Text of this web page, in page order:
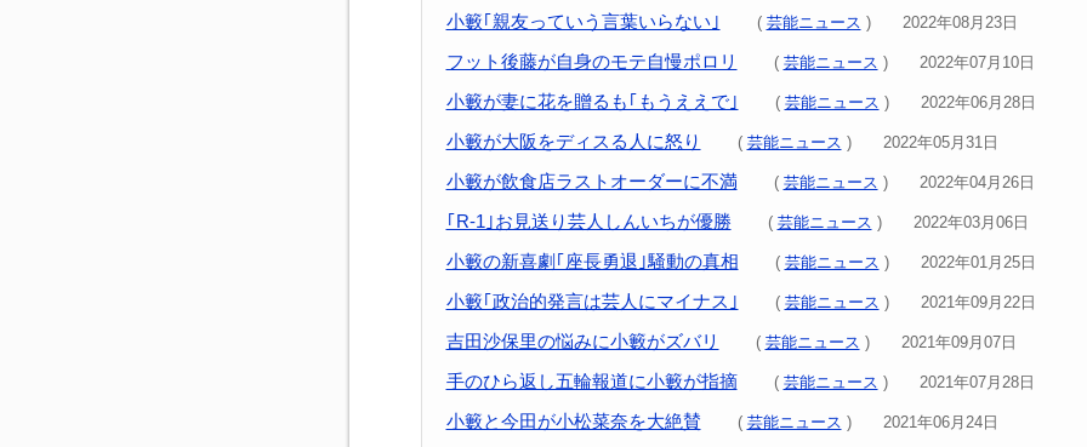
小籔｢親友っていう言葉いらない｣ ( 芸能ニュース ) 2022年08月23日
フット後藤が自身のモテ自慢ポロリ ( 芸能ニュース ) 2022年07月10日
小籔が妻に花を贈るも｢もうええで｣ ( 芸能ニュース ) 2022年06月28日
小籔が大阪をディスる人に怒り ( 芸能ニュース ) 2022年05月31日
小籔が飲食店ラストオーダーに不満 ( 芸能ニュース ) 2022年04月26日
｢R-1｣お見送り芸人しんいちが優勝 ( 芸能ニュース ) 2022年03月06日
小籔の新喜劇｢座長勇退｣騒動の真相 ( 芸能ニュース ) 2022年01月25日
小籔｢政治的発言は芸人にマイナス｣ ( 芸能ニュース ) 2021年09月22日
吉田沙保里の悩みに小籔がズバリ ( 芸能ニュース ) 2021年09月07日
手のひら返し五輪報道に小籔が指摘 ( 芸能ニュース ) 2021年07月28日
小籔と今田が小松菜奈を大絶賛 ( 芸能ニュース ) 2021年06月24日